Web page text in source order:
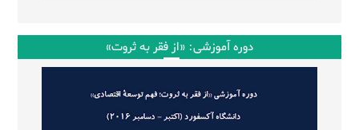
دوره آموزشی: «از فقر به ثروت»